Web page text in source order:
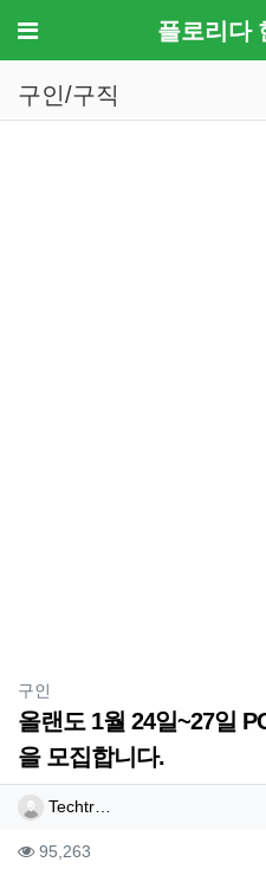
메뉴 플로리다
구인/구직
구인
올랜도 1월 24일~27일
을 모집합니다.
작성자 정보
Techtr…
컨텐츠 정보
95,263